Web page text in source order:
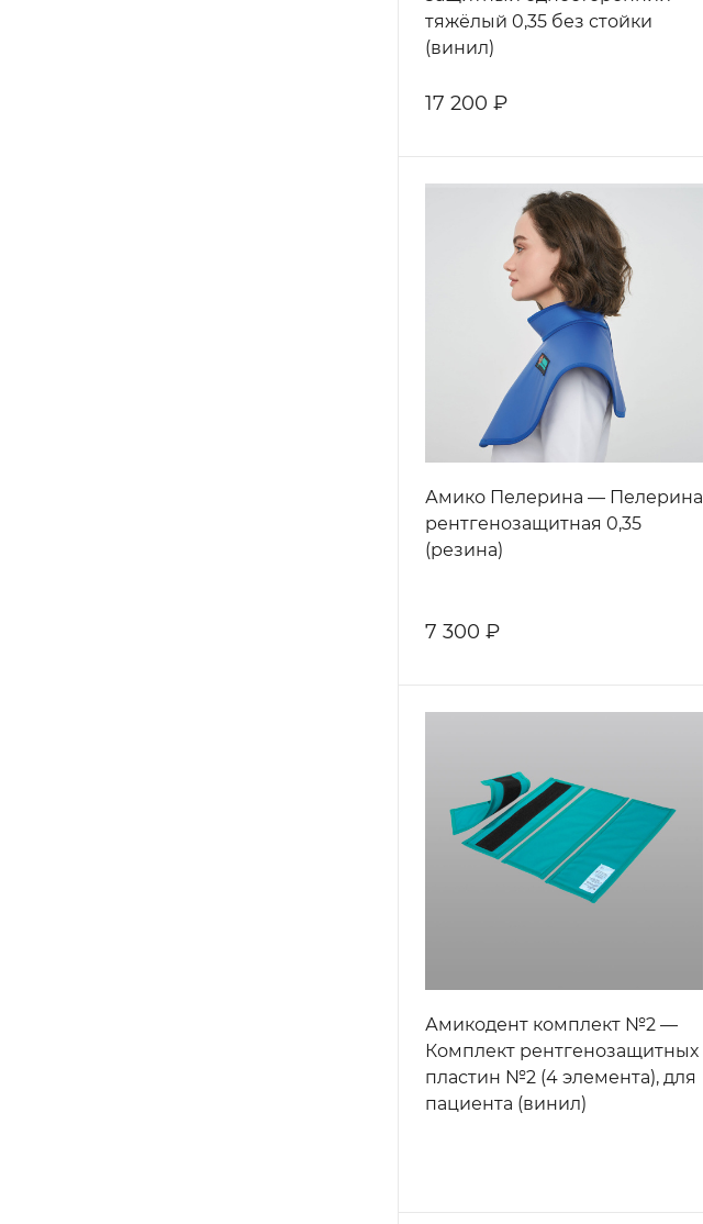
тяжёлый 0,35 без стойки
(винил)
17 200 ₽
Амико Пелерина — Пелерина
рентгенозащитная 0,35
(резина)
7 300 ₽
Амикодент комплект №2 —
Комплект рентгенозащитных
пластин №2 (4 элемента), для
пациента (винил)